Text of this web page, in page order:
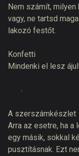
Nem számít, milyen
vagy, ne tartsd
lakozó festőt.
Konfetti
Mindenki el lesz
A szerszámkészlet
Arra az esetre, ha a
egy másik, sokkal
pusztításnak. Ezt